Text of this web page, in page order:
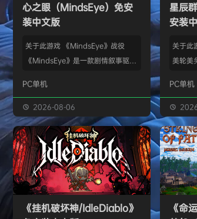
无压力地尝试各种类型的游戏。操
作…
大…
心之眼（MindsEye）免安
装中文版
关于此游戏 《MindsEye》战役
《MindsEye》是一款剧情叙事驱动
背景设定在近未来沙漠城市红石城。
你将扮演雅各布·迪亚兹——一名退
役士兵，因被植入了神秘的神经植入
体而饱受支离破碎的记忆困扰。在电
影化叙事的战役中，你将执行任务、
揭开过往谜团，并直面一场涉及失控
人工智能、腐败企业与无序军事力量
的惊天阴谋——这场危机的波及范围
远不止红石城本身。 红石城 红石城
PC单机
2026-08-06
星辰
安装
关于此
美轮美
群繁盛
老手玩
味的路
的陪伴
你，就
是其中
的小行
的资源
是某些
PC单机
《挂机破坏神/IdleDiablo》
《命